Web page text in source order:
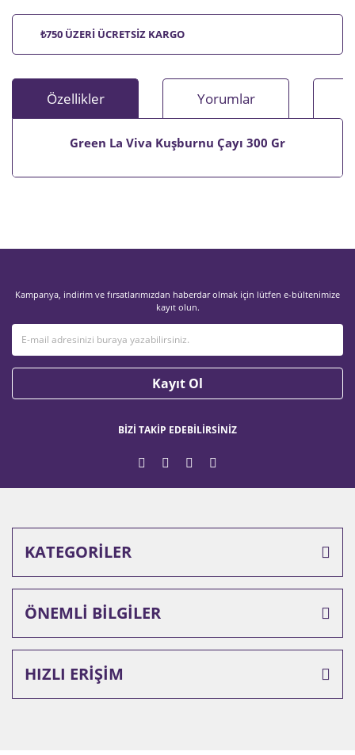
₺750 ÜZERİ ÜCRETSİZ KARGO
Özellikler Yorumlar
Green La Viva Kuşburnu Çayı 300 Gr
Ürün açıklamasında eksik bilgiler bulunuyor.
Ürün fiyatı diğer sitelerden daha pahalı.
Bu ürüne benzer farklı alternatifler olmalı.
Kampanya, indirim ve fırsatlarımızdan haberdar olmak için lütfen e-bültenimize
kayıt olun.
Kayıt Ol
BİZİ TAKİP EDEBİLİRSİNİZ
KATEGORİLER
ÖNEMLİ BİLGİLER
HIZLI ERİŞİM